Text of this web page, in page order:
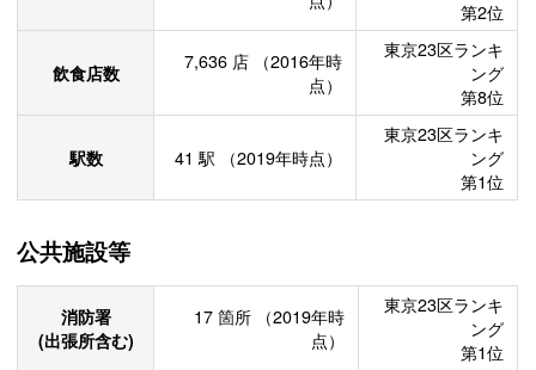
第2位
飲食店数 7,636 店
（2016年時
点）
東京23区ランキ
ング
第8位
駅数 41駅 （2019年時点）
東京23区ランキ
ング
第1位
公共施設等
消防署
(出張所含む)
17 箇所
（2019年時
点）
東京23区ランキ
ング
第1位